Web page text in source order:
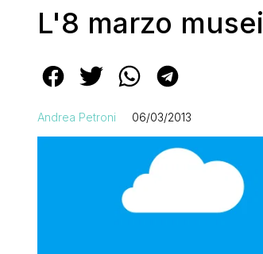
L'8 marzo
Andrea Petroni 06/03/2013